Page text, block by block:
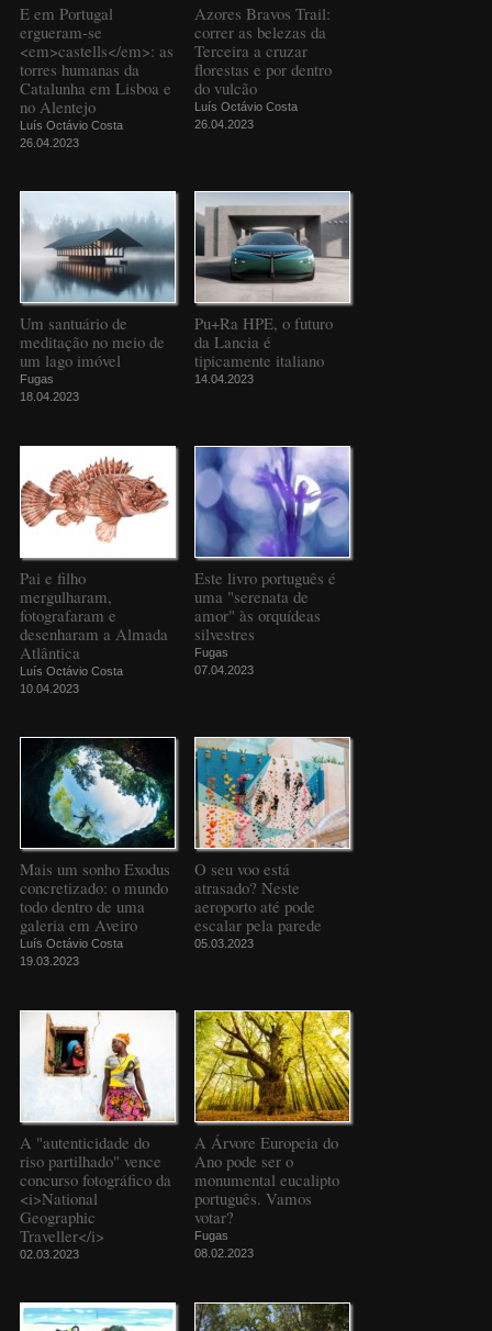
E em Portugal
ergueram-se
<em>castells</em>: as
torres humanas da
Catalunha em Lisboa e
no Alentejo
Luís Octávio Costa
26.04.2023
Azores Bravos Trail:
correr as belezas da
Terceira a cruzar
florestas e por dentro
do vulcão
Luís Octávio Costa
26.04.2023
Um santuário de
meditação no meio de
um lago imóvel
Fugas
18.04.2023
Pu+Ra HPE, o futuro
da Lancia é
tipicamente italiano
14.04.2023
Pai e filho
mergulharam,
fotografaram e
desenharam a Almada
Atlântica
Luís Octávio Costa
10.04.2023
Este livro português é
uma "serenata de
amor" às orquídeas
silvestres
Fugas
07.04.2023
Mais um sonho Exodus
concretizado: o mundo
todo dentro de uma
galeria em Aveiro
Luís Octávio Costa
19.03.2023
O seu voo está
atrasado? Neste
aeroporto até pode
escalar pela parede
05.03.2023
A "autenticidade do
riso partilhado" vence
concurso fotográfico da
<i>National
Geographic
Traveller</i>
02.03.2023
A Árvore Europeia do
Ano pode ser o
monumental eucalipto
português. Vamos
votar?
Fugas
08.02.2023